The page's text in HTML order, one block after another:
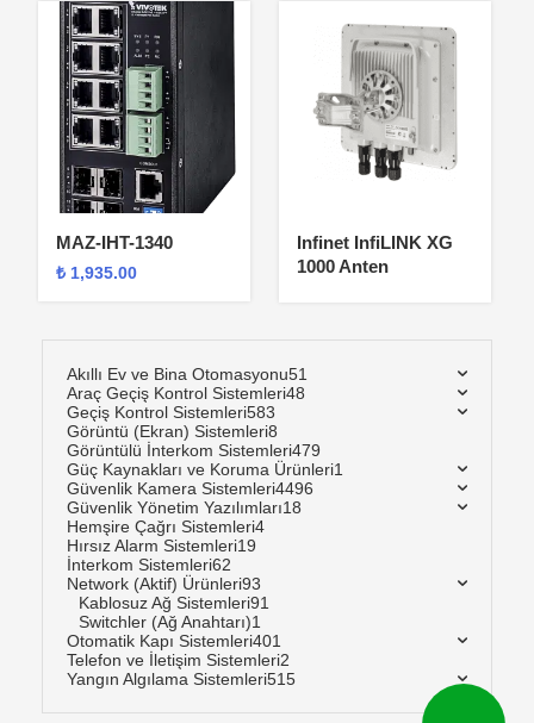
MAZ-IHT-1340
₺ 1,935.00
Infinet InfiLINK XG
1000 Anten
Akıllı Ev ve Bina Otomasyonu51
Araç Geçiş Kontrol Sistemleri48
Geçiş Kontrol Sistemleri583
Görüntü (Ekran) Sistemleri8
Görüntülü İnterkom Sistemleri479
Güç Kaynakları ve Koruma Ürünleri1
Güvenlik Kamera Sistemleri4496
Güvenlik Yönetim Yazılımları18
Hemşire Çağrı Sistemleri4
Hırsız Alarm Sistemleri19
İnterkom Sistemleri62
Network (Aktif) Ürünleri93
Kablosuz Ağ Sistemleri91
Switchler (Ağ Anahtarı)1
Otomatik Kapı Sistemleri401
Telefon ve İletişim Sistemleri2
Yangın Algılama Sistemleri515